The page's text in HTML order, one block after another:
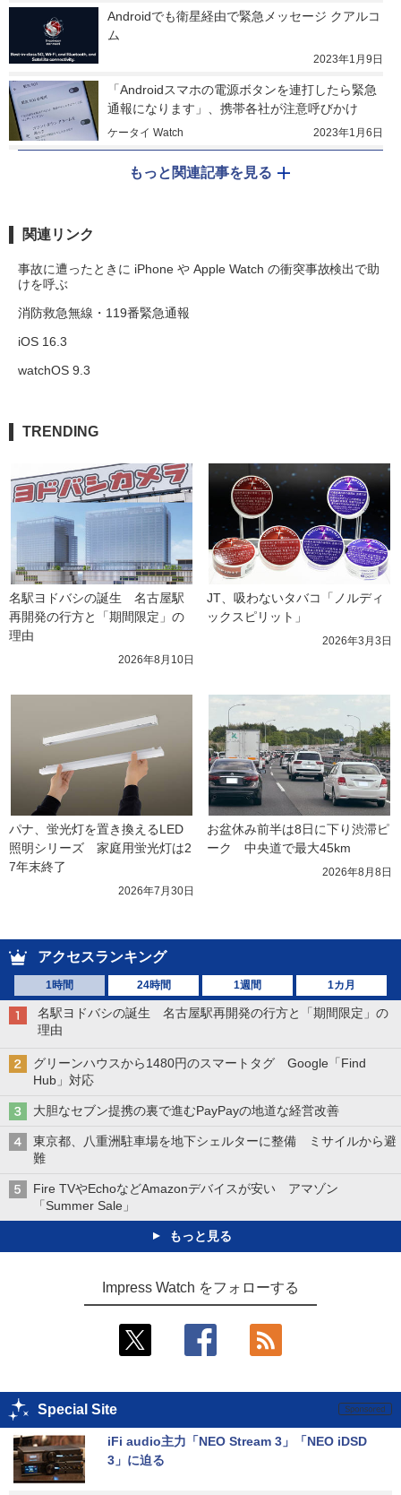
Androidでも衛星経由で緊急メッセージ クアルコ
ム
2023年1月9日
「Androidスマホの電源ボタンを連打したら緊急
通報になります」、携帯各社が注意呼びかけ
ケータイ Watch 2023年1月6日
もっと関連記事を見る
関連リンク
事故に遭ったときに iPhone や Apple Watch の衝突事故検出で助
けを呼ぶ
消防救急無線・119番緊急通報
iOS 16.3
watchOS 9.3
TRENDING
名駅ヨドバシの誕生　名古屋駅
再開発の行方と「期間限定」の
理由
2026年8月10日
JT、吸わないタバコ「ノルディ
ックスピリット」
2026年3月3日
パナ、蛍光灯を置き換えるLED
照明シリーズ　家庭用蛍光灯は2
7年末終了
2026年7月30日
お盆休み前半は8日に下り渋滞ピ
ーク　中央道で最大45km
2026年8月8日
アクセスランキング
1時間 24時間 1週間 1カ月
名駅ヨドバシの誕生 名古屋駅再開発の行方と「期間限定」の
理由
グリーンハウスから1480円のスマートタグ Google「Find
Hub」対応
大胆なセブン提携の裏で進むPayPayの地道な経営改善
東京都、八重洲駐車場を地下シェルターに整備 ミサイルから避
難
Fire TVやEchoなどAmazonデバイスが安い アマゾン
「Summer Sale」
もっと見る
Impress Watch をフォローする
Special Site
iFi audio主力「NEO Stream 3」「NEO iDSD
3」に迫る